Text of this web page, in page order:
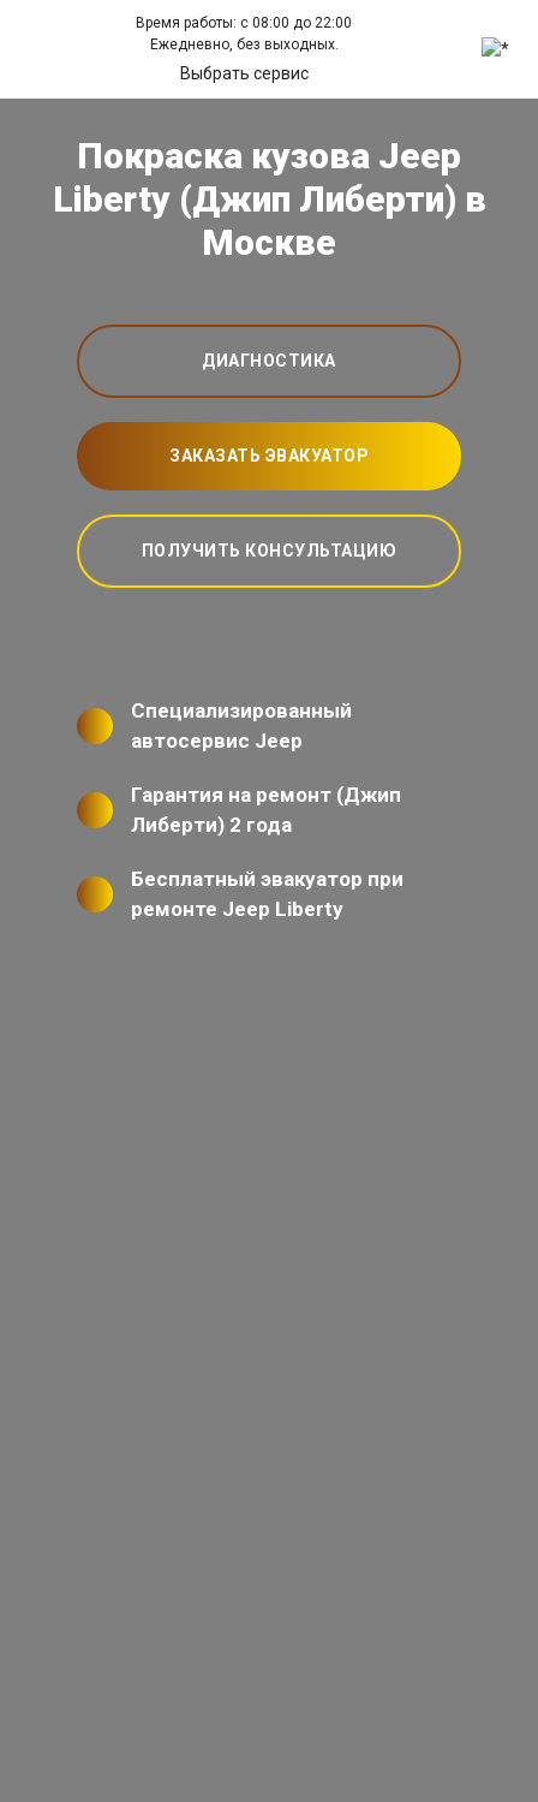
Время работы: с 08:00 до 22:00
Ежедневно, без выходных.
Выбрать сервис
Покраска кузова Jeep
Liberty (Джип Либерти) в
Москве
ДИАГНОСТИКА
ЗАКАЗАТЬ ЭВАКУАТОР
ПОЛУЧИТЬ КОНСУЛЬТАЦИЮ
Специализированный
автосервис Jeep
Гарантия на ремонт (Джип
Либерти) 2 года
Бесплатный эвакуатор при
ремонте Jeep Liberty